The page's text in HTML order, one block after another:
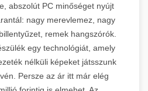
abszolút PC minőséget nyújt
nagy merevlemez, nagy
remek hangszórók.
egy technológiát, amely
nélküli képeket játsszunk
Persze az ár itt már elég